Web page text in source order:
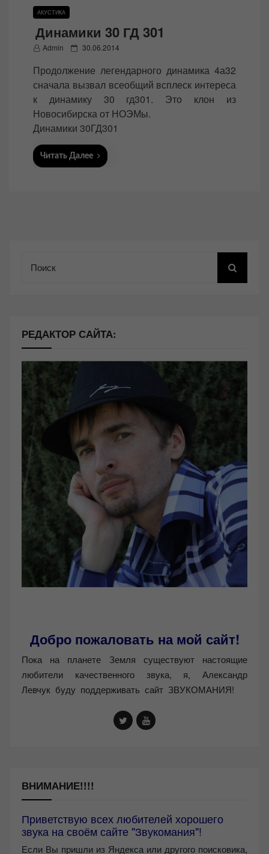
АКУСТИКА
Динамики 30 ГД 301
Admin
P
s
t
e
d
o
n
30.06.2014
Продолжение легендарного динамика 4а32
сначала вызвал всеобщий всплеск интереса
к динамику 30 гд301. Это клон из
Новосибирска от НОЭМы.
Динамики 30ГД301
Читать Далее
РЕДАКТОР САЙТА:
Добро пожаловать на мой сайт!
Пока на планете Земля существуют настоящие
любители качественного звука, я, Александр
Левчук буду поддерживать сайт ЗВУКОМАНИЯ!
ВНИМАНИЕ!!!!
Приветствую всех любителей хорошего
звука на своём сайте "Звукомания"!
Если Вы пришли из Яндекса или другого поисковика,